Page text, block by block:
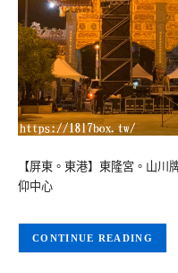
【屏東。東港】東隆宮。山
仰中心
CONTINUE READING